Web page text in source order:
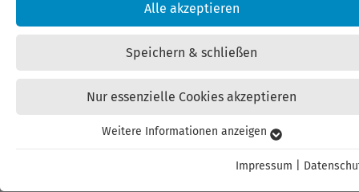
Thüringen setzt weiter auf
Solarenergie: Mehr als
12.600 Solaranlagen im
ersten Halbjahr 2024
Alle akzeptieren
Speichern & schließen
Nur essenzielle Cookies akzeptieren
Essenzielle Cookies werden für grundlegende Funktionen der
Weitere Informationen anzeigen
Impressum